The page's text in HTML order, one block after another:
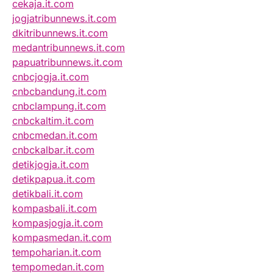
cekaja.it.com
jogjatribunnews.it.com
dkitribunnews.it.com
medantribunnews.it.com
papuatribunnews.it.com
cnbcjogja.it.com
cnbcbandung.it.com
cnbclampung.it.com
cnbckaltim.it.com
cnbcmedan.it.com
cnbckalbar.it.com
detikjogja.it.com
detikpapua.it.com
detikbali.it.com
kompasbali.it.com
kompasjogja.it.com
kompasmedan.it.com
tempoharian.it.com
tempomedan.it.com